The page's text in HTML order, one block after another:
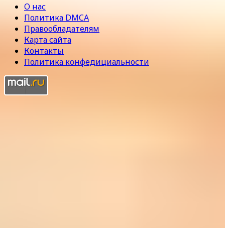
О нас
Политика DMCA
Правообладателям
Карта сайта
Контакты
Политика конфедициальности